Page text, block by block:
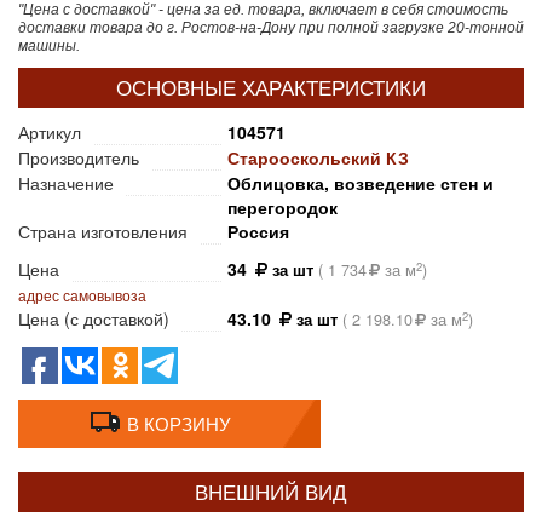
"Цена с доставкой" - цена за ед. товара, включает в себя стоимость
доставки товара до г. Ростов-на-Дону при полной загрузке 20-тонной
машины.
ОСНОВНЫЕ ХАРАКТЕРИСТИКИ
Артикул
104571
Производитель
Старооскольский КЗ
Назначение
Облицовка, возведение стен и
перегородок
Страна изготовления
Россия
Цена
34 за шт ( 1 734 за м2)
адрес самовывоза
Цена (с доставкой) 43.10 за шт ( 2 198.10 за м2)
В КОРЗИНУ
ВНЕШНИЙ ВИД